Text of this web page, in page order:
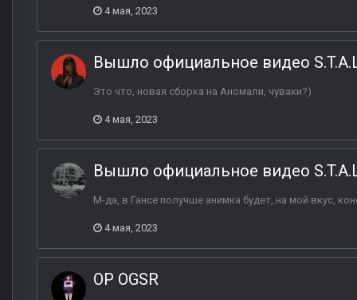
4 мая, 2023
Вышло официальное видео
Это что, новая сборка на Аномали, чуваки?)
4 мая, 2023
Вышло официальное видео
М-да, в Гансе получше анимка будет, на мой вкус,
4 мая, 2023
ОP OGSR